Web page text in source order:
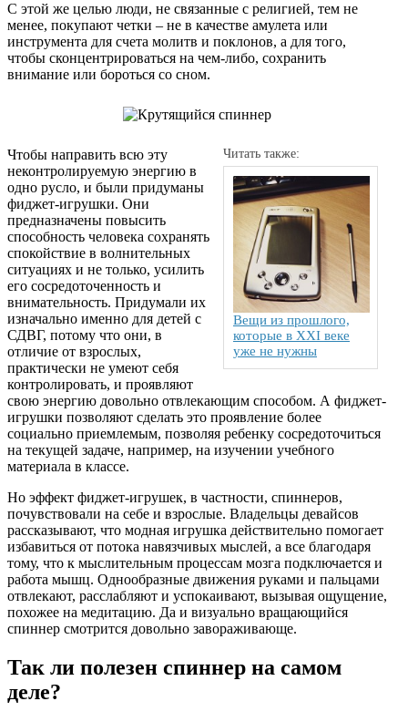
С этой же целью люди, не связанные с религией, тем не
менее, покупают четки – не в качестве амулета или
инструмента для счета молитв и поклонов, а для того,
чтобы сконцентрироваться на чем-либо, сохранить
внимание или бороться со сном.
Читать также:
Вещи из прошлого,
которые в XXI веке
уже не нужны
Чтобы направить всю эту
неконтролируемую энергию в
одно русло, и были придуманы
фиджет-игрушки. Они
предназначены повысить
способность человека сохранять
спокойствие в волнительных
ситуациях и не только, усилить
его сосредоточенность и
внимательность. Придумали их
изначально именно для детей с
СДВГ, потому что они, в
отличие от взрослых,
практически не умеют себя
контролировать, и проявляют
свою энергию довольно отвлекающим способом. А фиджет-
игрушки позволяют сделать это проявление более
социально приемлемым, позволяя ребенку сосредоточиться
на текущей задаче, например, на изучении учебного
материала в классе.
Но эффект фиджет-игрушек, в частности, спиннеров,
почувствовали на себе и взрослые. Владельцы девайсов
рассказывают, что модная игрушка действительно помогает
избавиться от потока навязчивых мыслей, а все благодаря
тому, что к мыслительным процессам мозга подключается и
работа мышц. Однообразные движения руками и пальцами
отвлекают, расслабляют и успокаивают, вызывая ощущение,
похожее на медитацию. Да и визуально вращающийся
спиннер смотрится довольно завораживающе.
Так ли полезен спиннер на самом
деле?